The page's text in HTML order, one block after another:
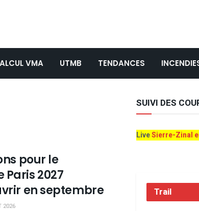
VMA UTMB TENDANCES
pour le
2027
en septembre
2026
SUIVI DES
LiveSierre-Zinal
Trail